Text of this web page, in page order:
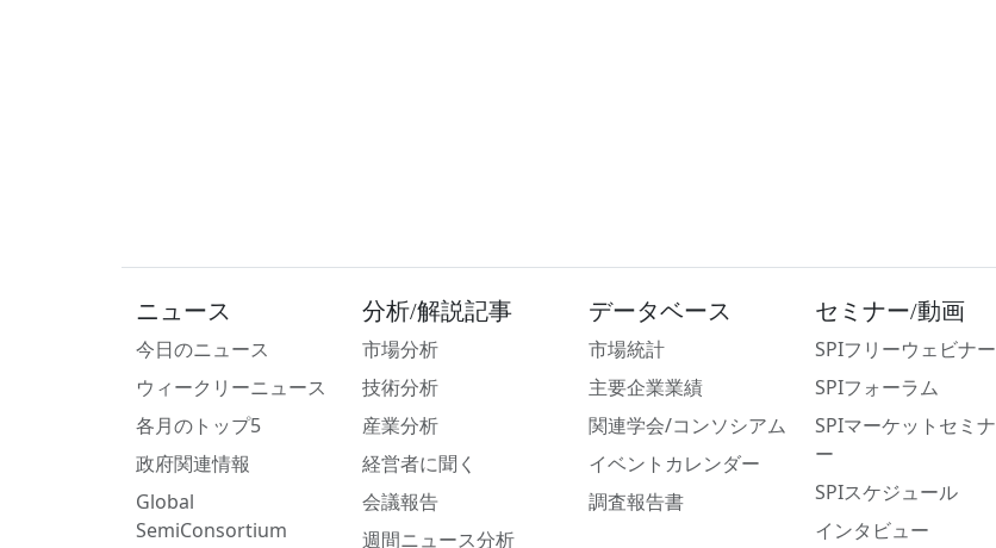
ニュース
今日のニュース
ウィークリーニュース
各月のトップ5
政府関連情報
Global
SemiConsortium
分析/解説記事
市場分析
技術分析
産業分析
経営者に聞く
会議報告
週間ニュース分析
データベース
市場統計
主要企業業績
関連学会/コンソシアム
イベントカレンダー
調査報告書
セミナー/動画
SPIフリーウェビナー
SPIフォーラム
SPIマーケットセミナ
ー
SPIスケジュール
インタビュー